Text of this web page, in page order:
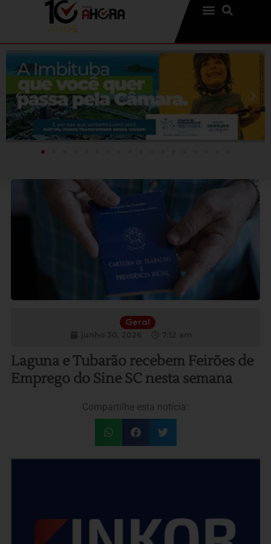
Geral
Laguna e Tubarão recebem Feirões de
Emprego do Sine SC nesta semana
Compartilhe esta notícia: